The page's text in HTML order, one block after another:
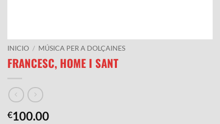
INICIO / MÚSICA PER A DOLÇAINES
FRANCESC, HOME I SANT
€100.00